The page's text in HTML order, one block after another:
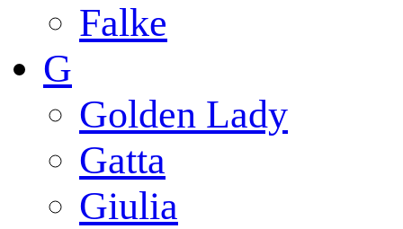
Falke
G
Golden Lady
Gatta
Giulia